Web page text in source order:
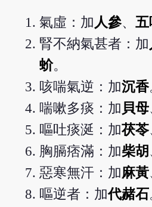
氣虛：加 人參、五
腎不納氣甚者：加
蚧。
咳喘氣逆：加沉香
喘嗽多痰：加 貝母
嘔吐痰涎：加茯苓
胸膈痞滿：加柴胡
惡寒無汗：加麻黃
嘔逆者：加代赭石